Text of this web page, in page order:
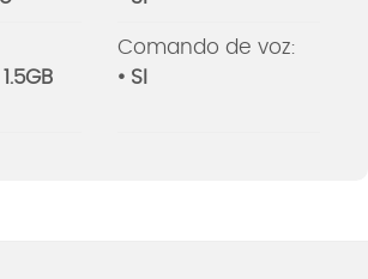
Comando de voz:
• SI